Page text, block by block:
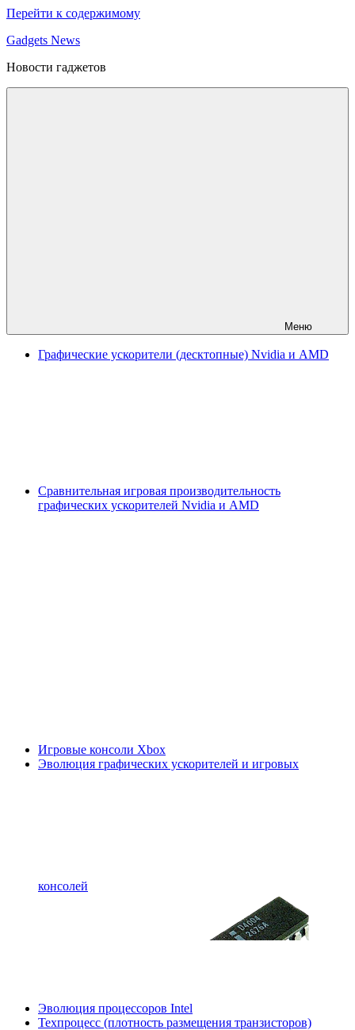
Перейти к содержимому
Gadgets News
Новости гаджетов
Меню
Графические ускорители (десктопные) Nvidia и AMD
Сравнительная игровая производительность
графических ускорителей Nvidia и AMD
Игровые консоли Xbox
Эволюция графических ускорителей и игровых
консолей
Эволюция процессоров Intel
Техпроцесс (плотность размещения транзисторов)